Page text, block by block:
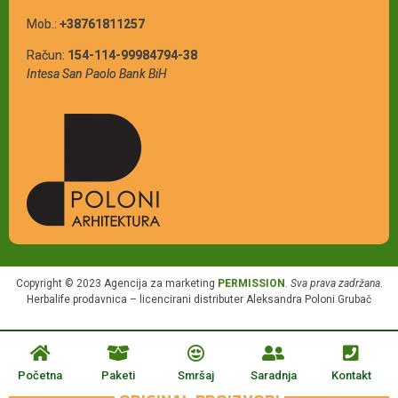
Mob.: +38761811257
Račun: 154-114-99984794-38
Intesa San Paolo Bank BiH
Copyright © 2023 Agencija za marketing PERMISSION . Sva prava zadržana.
Herbalife prodavnica – licencirani distributer Aleksandra Poloni Grubač
Početna Paketi Smršaj Saradnja Kontakt